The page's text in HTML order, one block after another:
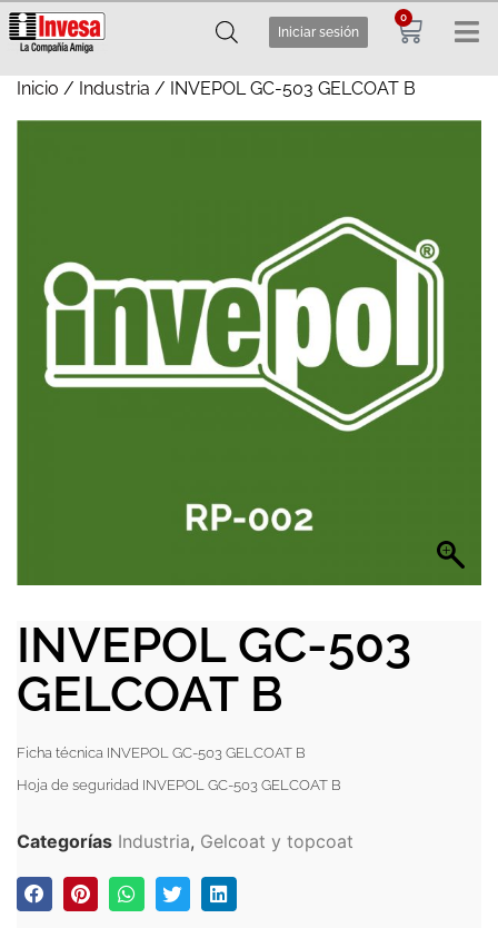
Iniciar sesión
0
Inicio / Industria / INVEPOL GC-503 GELCOAT B
INVEPOL GC-503
GELCOAT B
Ficha técnica INVEPOL GC-503 GELCOAT B
Hoja de seguridad INVEPOL GC-503 GELCOAT B
Categorías Industria, Gelcoat y topcoat